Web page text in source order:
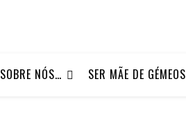
SOBRE NÓS… SER MÃE DE GÉMEOS